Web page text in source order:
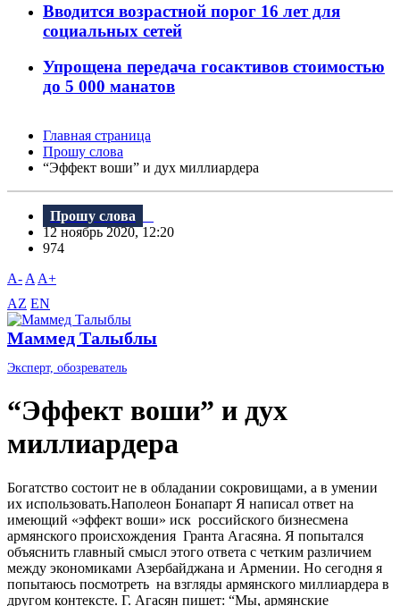
Вводится возрастной порог 16 лет для
социальных сетей
Упрощена передача госактивов стоимостью
до 5 000 манатов
Главная страница
Прошу слова
“Эффект воши” и дух миллиардера
Прошу слова
12 ноябрь 2020, 12:20
974
A- A A+
AZ EN
Маммед Талыблы
Эксперт, обозреватель
“Эффект воши” и дух
миллиардера
Богатство состоит не в обладании сокровищами, а в умении
их использовать.Наполеон Бонапарт Я написал ответ на
имеющий «эффект воши» иск российского бизнесмена
армянского происхождения Гранта Агасяна. Я попытался
объяснить главный смысл этого ответа с четким различием
между экономиками Азербайджана и Армении. Но сегодня я
попытаюсь посмотреть на взгляды армянского миллиардера в
другом контексте. Г. Агасян пишет: “Мы, армянские